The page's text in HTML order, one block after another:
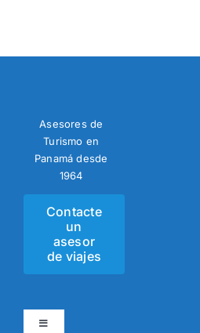
Asesores de
Turismo en
Panamá desde
1964
Contacte
un
asesor
de viajes
Toggle